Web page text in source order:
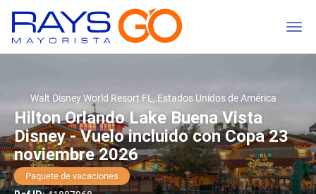
Walt Disney World Resort FL, Estados Unidos de América
Hilton Orlando Lake Buena Vista
Disney - Vuelo incluido con Copa 23
noviembre 2026
Paquete de vacaciones